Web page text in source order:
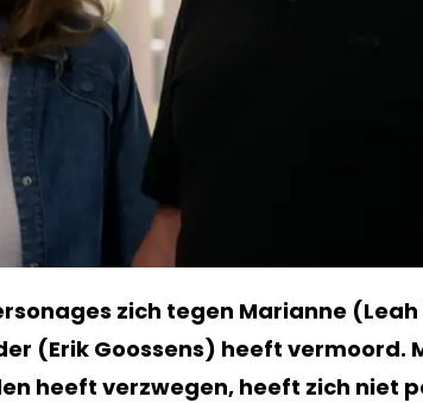
zich tegen Marianne
(Erik Goossens) heeft vermoord.
heeft verzwegen, heeft zich niet